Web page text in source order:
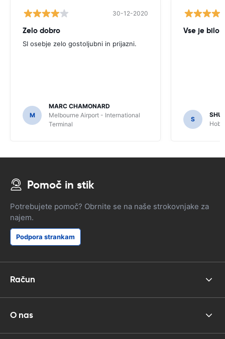
30-12-2020
Zelo dobro
SI osebje zelo gostoljubni in prijazni.
M
MARC CHAMONARD
Melbourne Airport - International
Terminal
Vse je bilo
S
Pomoč in stik
Potrebujete pomoč? Obrnite se na naše strokovnjake za
najem.
Podpora strankam
Račun
O nas